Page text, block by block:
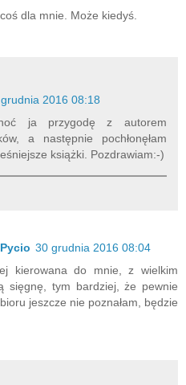
dla mnie. Może kiedyś.
2016 08:18
ja przygodę z autorem
a następnie pochłonęłam
książki. Pozdrawiam:-)
30 grudnia 2016 08:04
kierowana do mnie, z wielkim
sięgnę, tym bardziej, że pewnie
jeszcze nie poznałam, będzie